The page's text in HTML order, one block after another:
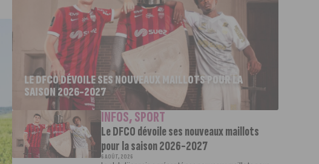
LE DFCO DÉVOILE SES NOUVEAUX MAILLOTS POUR LA
SAISON 2026-2027
INFOS,SPORT
Le DFCO dévoile ses nouveaux maillots
pour la saison 2026-2027
6 AOÛT, 2026